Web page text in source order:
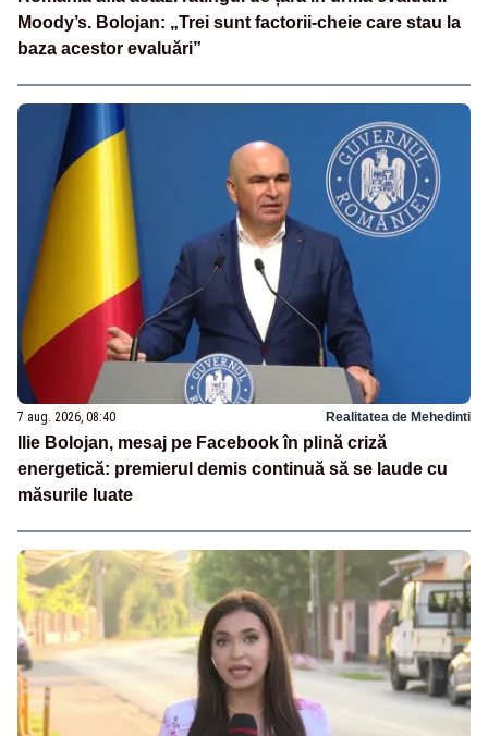
Moody’s. Bolojan: „Trei sunt factorii-cheie care stau la
baza acestor evaluări”
7 aug. 2026, 08:40 Realitatea de Mehedinti
Ilie Bolojan, mesaj pe Facebook în plină criză
energetică: premierul demis continuă să se laude cu
măsurile luate